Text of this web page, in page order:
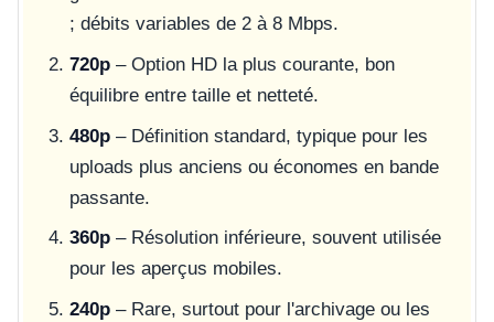
; débits variables de 2 à 8 Mbps.
720p– Option HD la plus courante, bon
équilibre entre taille et netteté.
480p– Définition standard, typique pour les
uploads plus anciens ou économes en bande
passante.
360p– Résolution inférieure, souvent utilisée
pour les aperçus mobiles.
240p– Rare, surtout pour l'archivage ou les